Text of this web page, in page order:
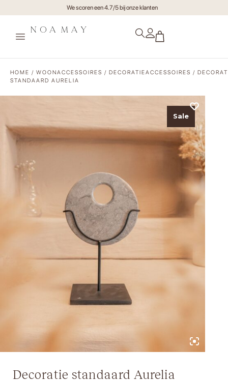
Gratis verzending va €75,- (NL)
HOME / WOONACCESSOIRES / DECORATIEACCESSOIRES /
STANDAARD AURELIA
Sale
Decoratie standaard Aurelia